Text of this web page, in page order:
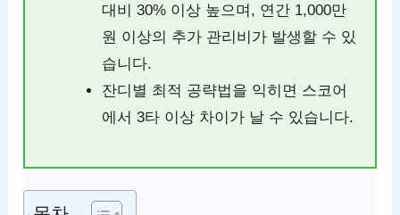
대비 30% 이상 높으며, 연간 1,000만
원 이상의 추가 관리비가 발생할 수 있
습니다.
잔디별 최적 공략법을 익히면 스코어
에서 3타 이상 차이가 날 수 있습니다.